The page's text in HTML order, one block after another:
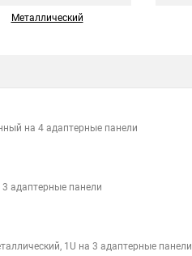
Металлический
на 4 адаптерные панели
3 адаптерные панели
1U на 3 адаптерные панели